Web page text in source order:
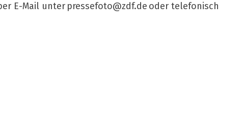
E-Mail unter pressefoto@zdf.de oder telefonisch